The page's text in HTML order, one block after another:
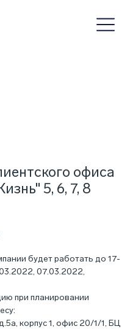
офиса
5, 6, 7, 8
будет работать до 17-
07.03.2022,
при планировании
корпус 1, офис 20/1/1, БЦ